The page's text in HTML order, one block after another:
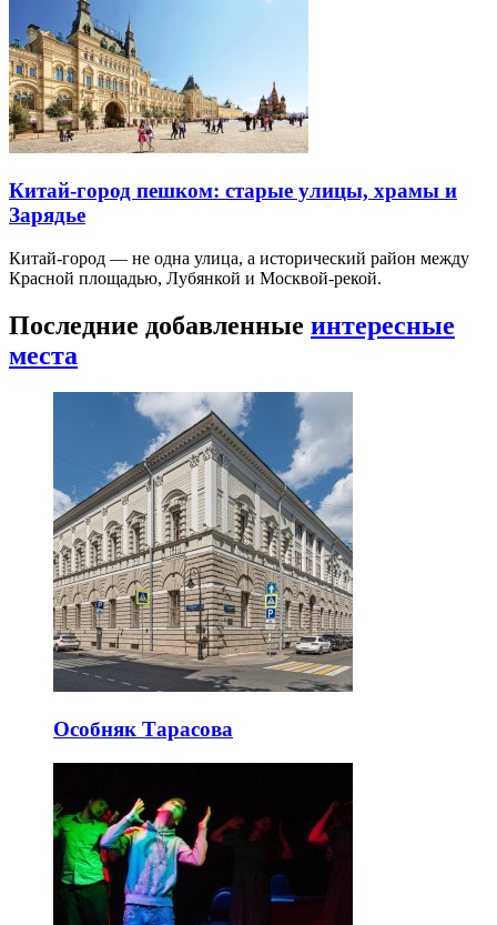
Китай-город пешком: старые улицы, храмы и
Зарядье
Китай-город — не одна улица, а исторический район между
Красной площадью, Лубянкой и Москвой-рекой.
Последние добавленные интересные
места
Особняк Тарасова